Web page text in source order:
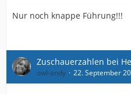
Nur noch knappe Führung!!!
Zuschauerzahlen bei
owl-andy 22. September